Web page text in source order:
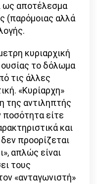
ως αποτέλεσμα
(παρόμοιας αλλά
κυριαρχική
το δόλωμα
τις άλλες
«Κυρίαρχη»
της αντιληπτής
ποσότητα είτε
και
προορίζεται
απλώς είναι
τους
«ανταγωνιστή»